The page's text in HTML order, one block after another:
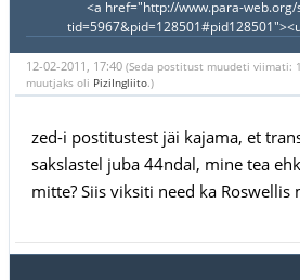
<a href="http://www.para-web.org/
12-02-2011, 17:40 (Seda postitust muudeti viimati:
muutjaks oli PiziIngliito.)
zed-i postitustest jäi kajama, et
sakslastel juba 44ndal, mine tea
mitte? Siis viksiti need ka Roswellis